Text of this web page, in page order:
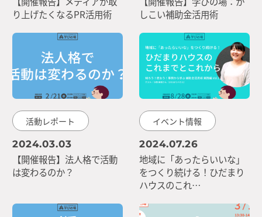
り上げたくなるPR活用術
しこい補助金活用術
活動レポート
2024.03.03
【開催報告】法人格で活動
は変わるのか？
イベント情報
2024.07.26
地域に「あったらいいな」
をつくり続ける！ひだまり
ハウスのこれ…